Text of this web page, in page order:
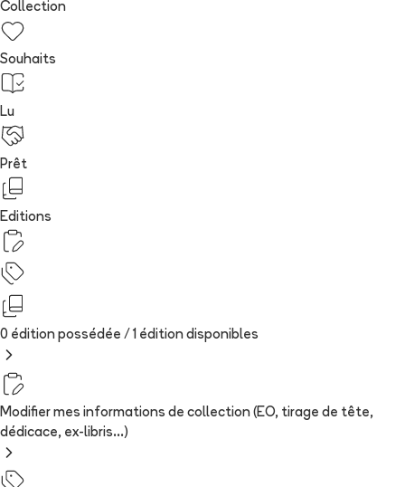
Collection
Souhaits
Lu
Prêt
Editions
0 édition possédée / 1 édition disponibles
Modifier mes informations de collection (EO, tirage de tête,
dédicace, ex-libris...)